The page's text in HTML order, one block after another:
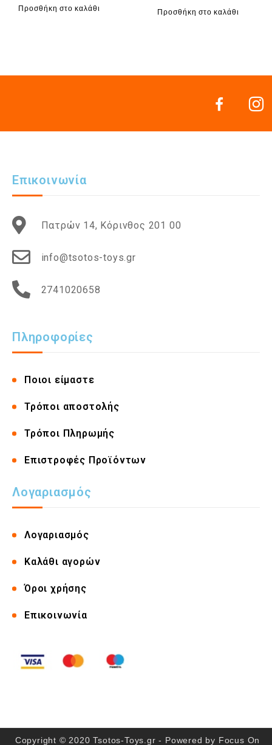
Προσθήκη στο καλάθι Προσθήκη στο καλάθι
Επικοινωνία
Πατρών 14, Κόρινθος 201 00
info@tsotos-toys.gr
2741020658
Πληροφορίες
Ποιοι είμαστε
Τρόποι αποστολής
Τρόποι Πληρωμής
Επιστροφές Προϊόντων
Λογαριασμός
Λογαριασμός
Καλάθι αγορών
Όροι χρήσης
Επικοινωνία
Copyright © 2020 Tsotos-Toys.gr - Powered by Focus On